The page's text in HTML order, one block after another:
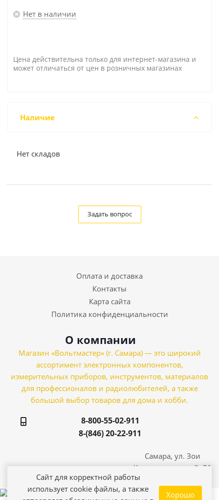
Нет в наличии
Цена действительна только для интернет-магазина и
может отличаться от цен в розничных магазинах
Наличие
Нет складов
Задать вопрос
Оплата и доставка
Контакты
Карта сайта
Политика конфиденциальности
О компании
Магазин «Вольтмастер» (г. Самара) — это широкий
ассортимент электронных компонентов,
измерительных приборов, инструментов, материалов
для профессионалов и радиолюбителей, а также
большой выбор товаров для дома и хобби.
8-800-55-02-911
8-(846) 20-22-911
Самара, ул. Зои
Космодемьянской, 21
Сайт для корректной работы
использует cookie файлы, а также
Хорошо